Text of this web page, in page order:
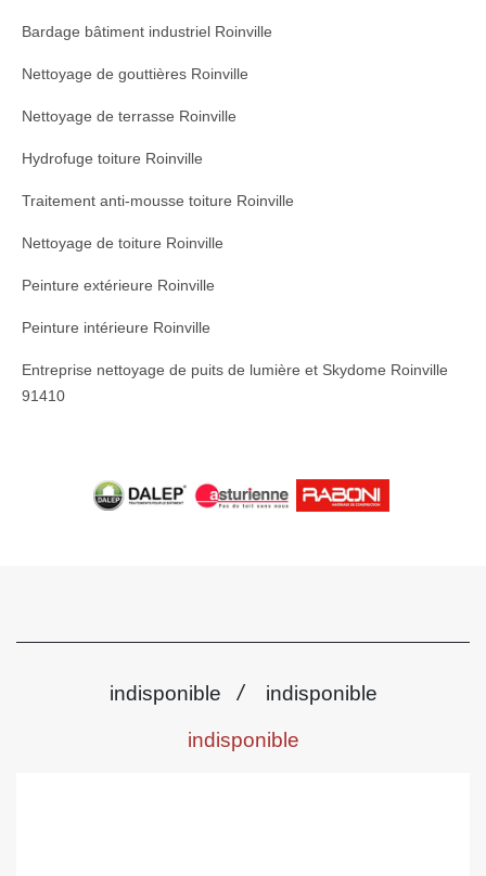
Bardage bâtiment industriel Roinville
Nettoyage de gouttières Roinville
Nettoyage de terrasse Roinville
Hydrofuge toiture Roinville
Traitement anti-mousse toiture Roinville
Nettoyage de toiture Roinville
Peinture extérieure Roinville
Peinture intérieure Roinville
Entreprise nettoyage de puits de lumière et Skydome Roinville
91410
indisponible / indisponible
indisponible